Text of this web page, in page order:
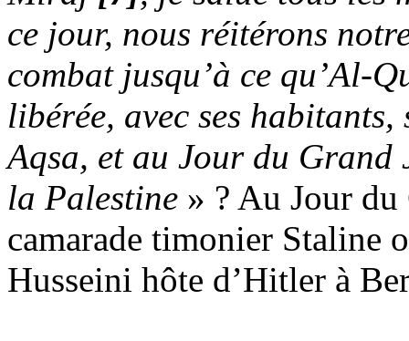
ce jour, nous réitérons
combat jusqu’à ce qu’Al-
libérée, avec ses
Aqsa, et au Jour du Grand
la Palestine » ? Au Jour du
camarade timonier
Husseini hôte d’Hitler à